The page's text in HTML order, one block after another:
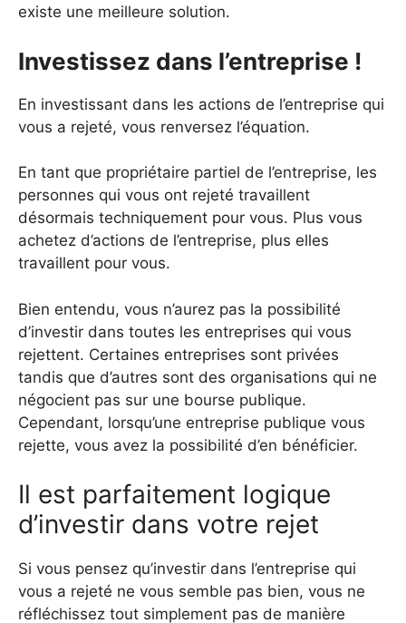
existe une meilleure solution.
Investissez dans l’entreprise !
En investissant dans les actions de l’entreprise qui
vous a rejeté, vous renversez l’équation.
En tant que propriétaire partiel de l’entreprise, les
personnes qui vous ont rejeté travaillent
désormais techniquement pour vous. Plus vous
achetez d’actions de l’entreprise, plus elles
travaillent pour vous.
Bien entendu, vous n’aurez pas la possibilité
d’investir dans toutes les entreprises qui vous
rejettent. Certaines entreprises sont privées
tandis que d’autres sont des organisations qui ne
négocient pas sur une bourse publique.
Cependant, lorsqu’une entreprise publique vous
rejette, vous avez la possibilité d’en bénéficier.
Il est parfaitement logique
d’investir dans votre rejet
Si vous pensez qu’investir dans l’entreprise qui
vous a rejeté ne vous semble pas bien, vous ne
réfléchissez tout simplement pas de manière